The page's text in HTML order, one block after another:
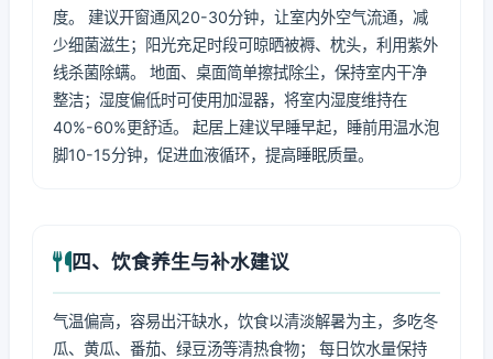
度。 建议开窗通风20-30分钟，让室内外空气流通，减
少细菌滋生；阳光充足时段可晾晒被褥、枕头，利用紫外
线杀菌除螨。 地面、桌面简单擦拭除尘，保持室内干净
整洁；湿度偏低时可使用加湿器，将室内湿度维持在
40%-60%更舒适。 起居上建议早睡早起，睡前用温水泡
脚10-15分钟，促进血液循环，提高睡眠质量。
四、饮食养生与补水建议
气温偏高，容易出汗缺水，饮食以清淡解暑为主，多吃冬
瓜、黄瓜、番茄、绿豆汤等清热食物； 每日饮水量保持